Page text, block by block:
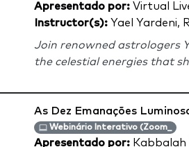
Apresentado por: Virtual
Instructor(s): Yael Yardeni,
Join renowned astrologers
the celestial energies that
As Dez Emanações
Webinário Interativo (Zoom_
Apresentado por: